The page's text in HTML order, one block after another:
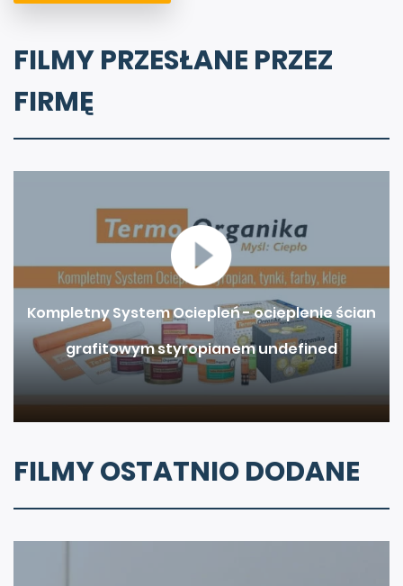
FILMY PRZESŁANE PRZEZ
FIRMĘ
Kompletny System Ociepleń - ocieplenie ścian
grafitowym styropianem undefined
FILMY OSTATNIO DODANE